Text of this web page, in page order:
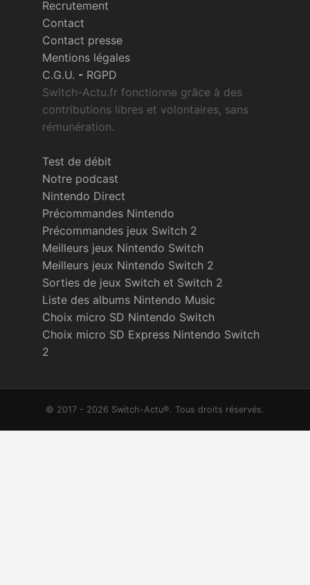
Recrutement
Contact
Contact presse
Mentions légales
C.G.U. - RGPD
Switch-Actu.fr fonctionne grâce à des
contributions libres et volontaires, sans
rémunération.
Test de débit
Notre podcast
Nintendo Direct
Précommandes Nintendo
Précommandes jeux Switch 2
Meilleurs jeux Nintendo Switch
Meilleurs jeux Nintendo Switch 2
Sorties de jeux Switch et Switch 2
Liste des albums Nintendo Music
Choix micro SD Nintendo Switch
Choix micro SD Express Nintendo Switch
2
© 2017 - 2026 Switch-Actu®. Tous droits réservés.